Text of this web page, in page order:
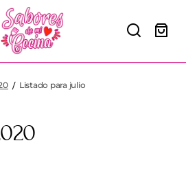
Listado para julio